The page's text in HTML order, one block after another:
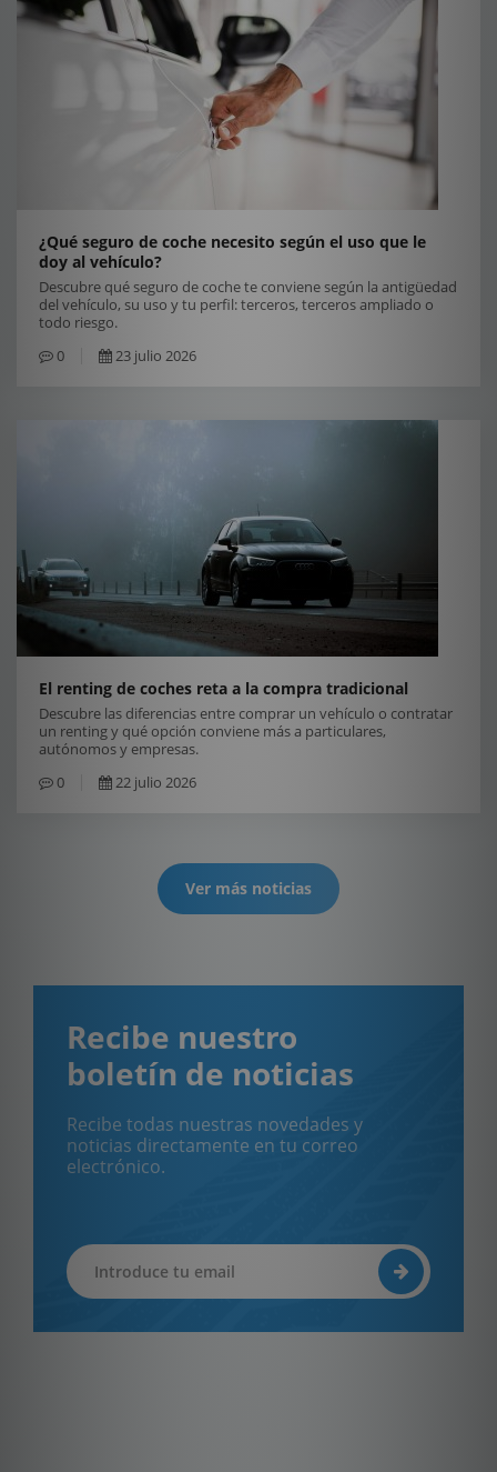
¿Qué seguro de coche necesito según el uso que le
doy al vehículo?
Descubre qué seguro de coche te conviene según la antigüedad
del vehículo, su uso y tu perfil: terceros, terceros ampliado o
todo riesgo.
0
23 julio 2026
El renting de coches reta a la compra tradicional
Descubre las diferencias entre comprar un vehículo o contratar
un renting y qué opción conviene más a particulares,
autónomos y empresas.
0
22 julio 2026
Ver más noticias
Recibe nuestro
boletín de noticias
Recibe todas nuestras novedades y
noticias directamente en tu correo
electrónico.